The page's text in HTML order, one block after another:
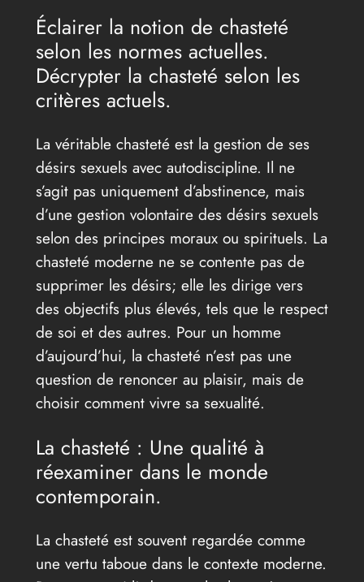
Éclairer la notion de chasteté
selon les normes actuelles.
Décrypter la chasteté selon les
critères actuels.
La véritable chasteté est la gestion de ses
désirs sexuels avec autodiscipline. Il ne
s’agit pas uniquement d’abstinence, mais
d’une gestion volontaire des désirs sexuels
selon des principes moraux ou spirituels. La
chasteté moderne ne se contente pas de
supprimer les désirs; elle les dirige vers
des objectifs plus élevés, tels que le respect
de soi et des autres. Pour un homme
d’aujourd’hui, la chasteté n’est pas une
question de renoncer au plaisir, mais de
choisir comment vivre sa sexualité.
La chasteté : Une qualité à
réexaminer dans le monde
contemporain.
La chasteté est souvent regardée comme
une vertu taboue dans le contexte moderne.